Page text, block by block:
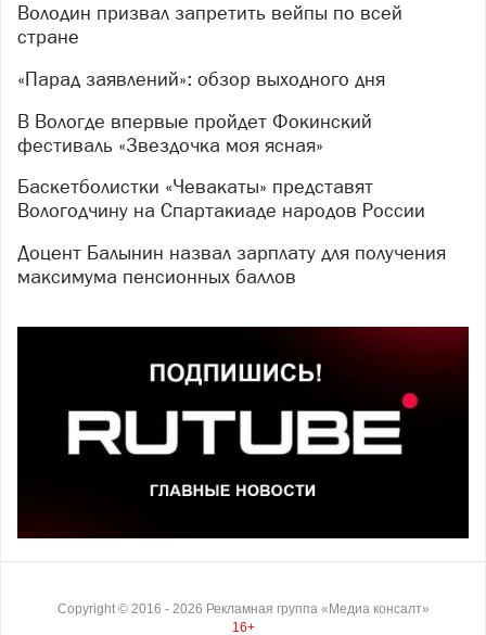
Володин призвал запретить вейпы по всей
стране
«Парад заявлений»: обзор выходного дня
В Вологде впервые пройдет Фокинский
фестиваль «Звездочка моя ясная»
Баскетболистки «Чевакаты» представят
Вологодчину на Спартакиаде народов России
Доцент Балынин назвал зарплату для получения
максимума пенсионных баллов
Copyright © 2016 - 2026 Рекламная группа «Медиа консалт»
16+